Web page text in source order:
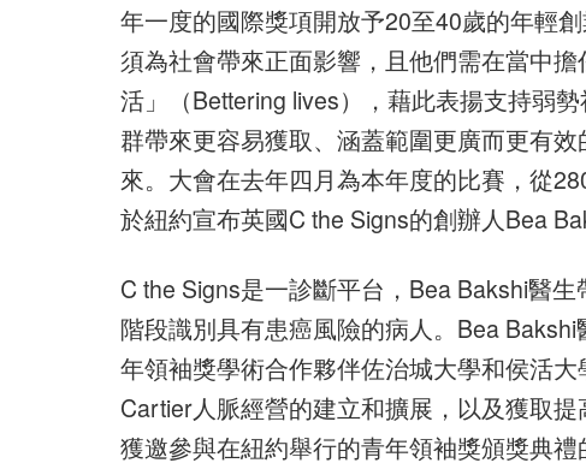
年一度的國際獎項開放予20至40歲的年輕
須為社會帶來正面影響，且他們需在當中
活」（Bettering lives），藉此表揚支持弱
群帶來更容易獲取、涵蓋範圍更廣而更有
來。大會在去年四月為本年度的比賽，從
於紐約宣布英國C the Signs的創辦人Bea
C the Signs是一診斷平台，Bea Bakshi醫
階段識別具有患癌風險的病人。Bea
年領袖獎學術合作夥伴佐治城大學和侯活
Cartier人脈經營的建立和擴展，以及獲取
獲邀參與在紐約舉行的青年領袖獎頒獎典